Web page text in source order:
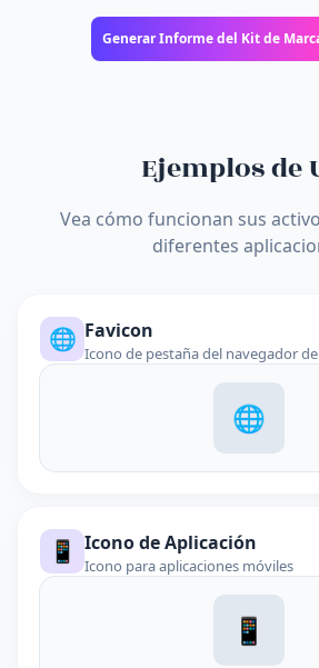
Generar Informe del Kit de
Ejemplos de
Vea cómo funcionan sus
diferentes
🌐 Favicon
Icono de pestaña del navegador
🌐
📱 Icono de Aplicación
Icono para aplicaciones móviles
📱